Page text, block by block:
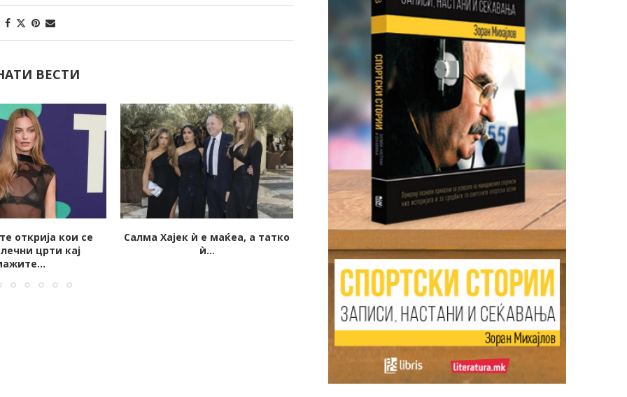
ВЕСТИ
ѝ е маќеа, а татко
ѝ...
Млада манекенка пронајдена
мртва во својот стан во...
Кафе 1 евро, ноќевање 35 евра:
Ова е...
можеа да јадат